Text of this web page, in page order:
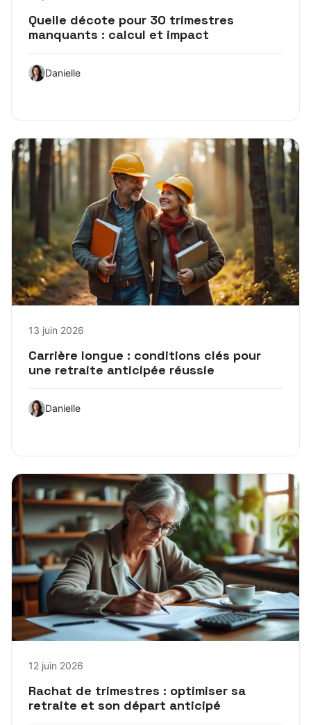
Quelle décote pour 30 trimestres
manquants : calcul et impact
Danielle
13 juin 2026
Carrière longue : conditions clés pour
une retraite anticipée réussie
Danielle
12 juin 2026
Rachat de trimestres : optimiser sa
retraite et son départ anticipé